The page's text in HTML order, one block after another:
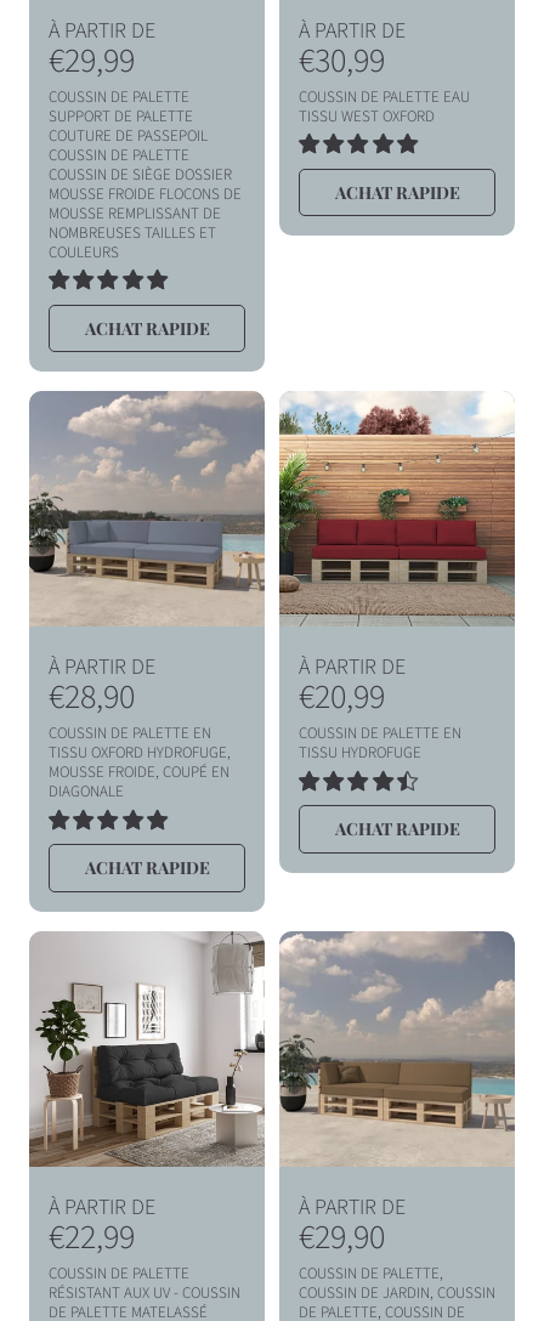
P
r
i
x
h
a
b
i
t
e
l
À PARTIR DE
€29,99
COUSSIN DE PALETTE
SUPPORT DE PALETTE
COUTURE DE PASSEPOIL
COUSSIN DE PALETTE
COUSSIN DE SIÈGE DOSSIER
MOUSSE FROIDE FLOCONS DE
MOUSSE REMPLISSANT DE
NOMBREUSES TAILLES ET
COULEURS
TOTAL
DES
AVIS
ACHAT RAPIDE
P
r
i
x
h
b
l
À PARTIR DE
€30,99
COUSSIN DE PALETTE EAU
TISSU WEST OXFORD
TOTAL
DES
AVIS
ACHAT RAPIDE
P
r
i
x
h
a
i
t
e
l
À PARTIR DE
€28,90
COUSSIN DE PALETTE EN
TISSU OXFORD HYDROFUGE,
MOUSSE FROIDE, COUPÉ EN
DIAGONALE
TOTAL
DES
AVIS
ACHAT RAPIDE
P
r
i
x
h
b
t
u
e
l
À PARTIR DE
€20,99
COUSSIN DE PALETTE EN
TISSU HYDROFUGE
TOTAL
DES
AVIS
ACHAT RAPIDE
P
r
i
x
À PARTIR DE
€22,99
COUSSIN DE PALETTE
RÉSISTANT AUX UV - COUSSIN
DE PALETTE MATELASSÉ
P
r
i
x
À PARTIR DE
€29,90
COUSSIN DE PALETTE,
COUSSIN DE JARDIN, COUSSIN
DE PALETTE, COUSSIN DE